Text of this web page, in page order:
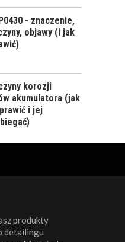
-
CZ.
- znaczenie,
objawy (i jak
korozji
akumulatora (jak
i jej
produkty
detailingu